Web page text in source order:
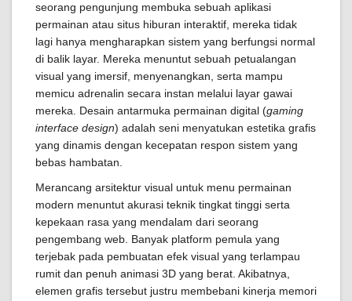
seorang pengunjung membuka sebuah aplikasi
permainan atau situs hiburan interaktif, mereka tidak
lagi hanya mengharapkan sistem yang berfungsi normal
di balik layar. Mereka menuntut sebuah petualangan
visual yang imersif, menyenangkan, serta mampu
memicu adrenalin secara instan melalui layar gawai
mereka. Desain antarmuka permainan digital (gaming
interface design) adalah seni menyatukan estetika grafis
yang dinamis dengan kecepatan respon sistem yang
bebas hambatan.
Merancang arsitektur visual untuk menu permainan
modern menuntut akurasi teknik tingkat tinggi serta
kepekaan rasa yang mendalam dari seorang
pengembang web. Banyak platform pemula yang
terjebak pada pembuatan efek visual yang terlampau
rumit dan penuh animasi 3D yang berat. Akibatnya,
elemen grafis tersebut justru membebani kinerja memori